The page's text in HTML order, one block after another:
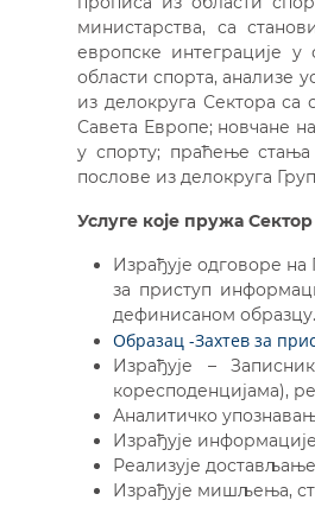
министарства, са
европске интеграције
области спорта, анализе
из делокруга Сектора
Савета Европе; новчане
у спорту; праћење
послове из делокруга
Услуге које пружа
Израђује одговоре
за приступ
дефинисаном образцу.
Образац -Захтев за
Израђује –
коресподенцијама),
Аналитичко
Израђује
Реализује достављање
Израђује мишљења,